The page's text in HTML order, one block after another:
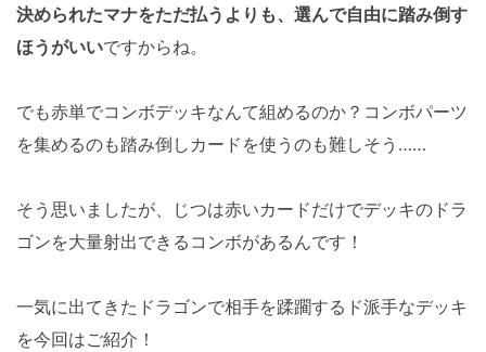
決められたマナをただ払うよりも、選んで自由に踏み倒す
ほうがいいですからね。
でも赤単でコンボデッキなんて組めるのか？コンボパーツ
を集めるのも踏み倒しカードを使うのも難しそう……
そう思いましたが、じつは赤いカードだけでデッキのドラ
ゴンを大量射出できるコンボがあるんです！
一気に出てきたドラゴンで相手を蹂躙するド派手なデッキ
を今回はご紹介！